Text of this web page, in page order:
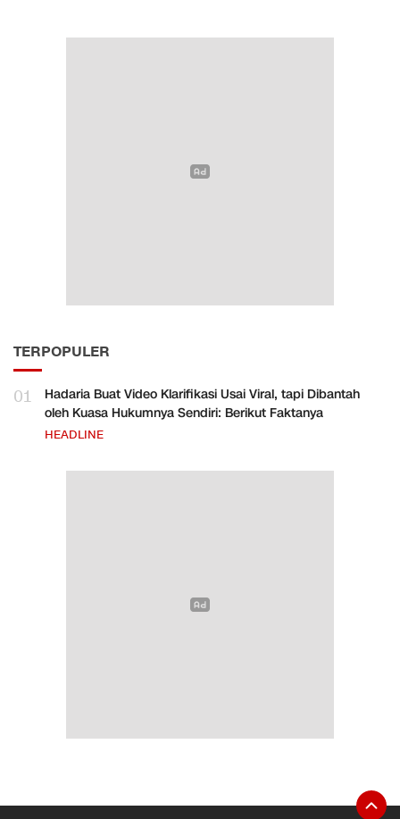
TERPOPULER
01
Hadaria Buat Video Klarifikasi Usai Viral, tapi Dibantah
oleh Kuasa Hukumnya Sendiri: Berikut Faktanya
HEADLINE